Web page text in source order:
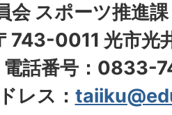
会 スポーツ推進
743-0011 光市光
電話番号：0833-
レス：